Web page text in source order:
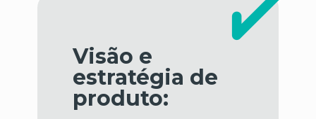
Visão e
estratégia de
produto: